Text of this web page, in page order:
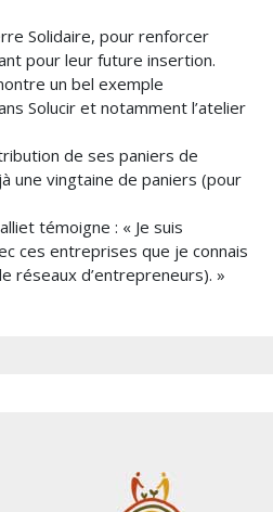
Solidaire, pour renforcer
pour leur future insertion.
un bel exemple
Solucir et notamment l’atelier
de ses paniers de
une vingtaine de paniers (pour
témoigne : « Je suis
ces entreprises que je connais
réseaux d’entrepreneurs). »